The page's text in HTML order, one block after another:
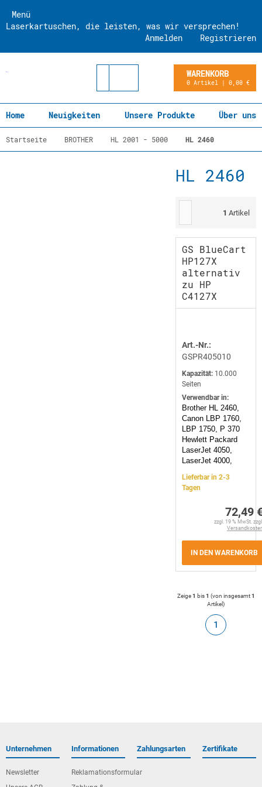
Menü
Laserkartuschen, die leisten, was wir versprechen!
Registrieren
Anmelden
WARENKORB
0 Artikel | 0,00 €
Home Neuigkeiten Unsere Produkte Über uns
Startseite BROTHER HL 2001 - 5000 HL 2460
HL 2460
1 Artikel
GS BlueCart
HP127X
alternativ
zu HP
C4127X
Art.-Nr.:
GSPR405010
Kapazität: 10.000
Seiten
Verwendbar in:
Brother HL 2460,
Canon LBP 1760,
LBP 1750, P 370
Hewlett Packard
LaserJet 4050,
LaserJet 4000,
Lieferbar in 2-3
Tagen
72,49
zzgl. 19 % MwSt.
IN DEN WARENKORB
Zeige1 bis1 (von insgesamt1
Artikel)
1
Unternehmen
Newsletter
Informationen
Reklamationsformular
Zahlungsarten Zertifikate